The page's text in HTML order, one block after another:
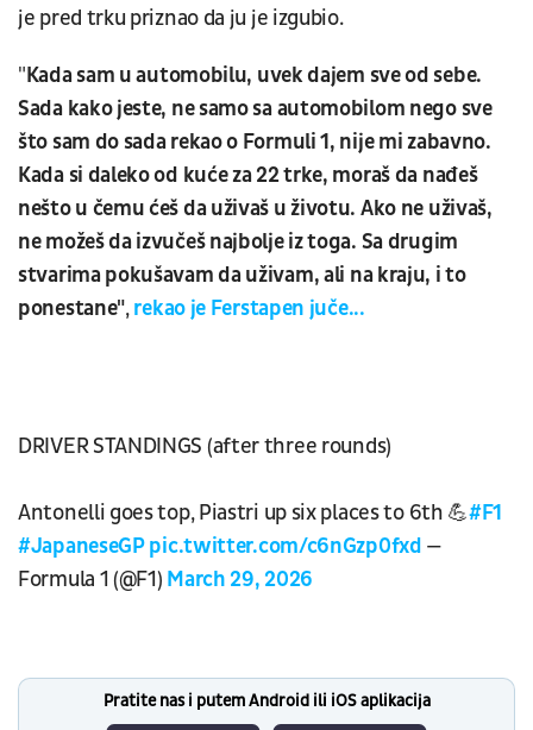
je pred trku priznao da ju je izgubio.
"Kada sam u automobilu, uvek dajem sve od sebe.
Sada kako jeste, ne samo sa automobilom nego sve
što sam do sada rekao o Formuli 1, nije mi zabavno.
Kada si daleko od kuće za 22 trke, moraš da nađeš
nešto u čemu ćeš da uživaš u životu. Ako ne uživaš,
ne možeš da izvučeš najbolje iz toga. Sa drugim
stvarima pokušavam da uživam, ali na kraju, i to
ponestane",rekao je Ferstapen juče...
DRIVER STANDINGS (after three rounds)
Antonelli goes top, Piastri up six places to 6th 💪#F1
#JapaneseGPpic.twitter.com/c6nGzp0fxd —
Formula 1 (@F1) March 29, 2026
Pratite nas i putem Android ili iOS aplikacija